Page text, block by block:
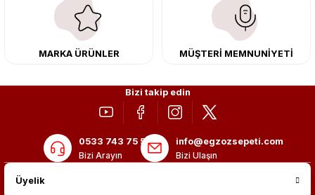
adres: Egzoz Sepeti.
MARKA ÜRÜNLER MÜŞTERİ MEMNUNİYETİ
Bizi takip edin
0533 743 75 56
Bizi Arayın
info@egzozsepeti.com
Bizi Ulaşın
Üyelik